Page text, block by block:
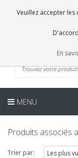
FR
MENU
Produits associés
Trier par:
Veuillez accepter
En